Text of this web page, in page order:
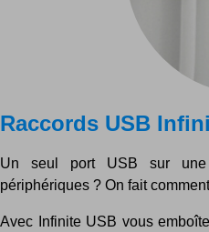
Raccords USB
Un seul port USB sur une
périphériques ? On fait
Avec Infinite USB vous